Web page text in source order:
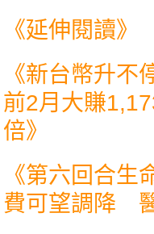
《延伸閱讀》
《新台幣升不
前2月大賺
倍》
《第六回合生
費可望調降